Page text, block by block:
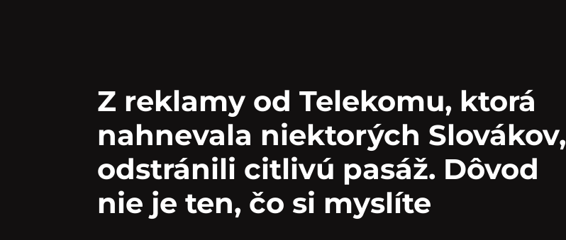
Z reklamy od Telekomu, ktorá
nahnevala niektorých Slovákov,
odstránili citlivú pasáž. Dôvod
nie je ten, čo si myslíte